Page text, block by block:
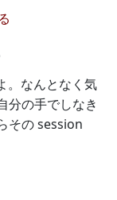
。なんとなく気
分の手でしなき
その session